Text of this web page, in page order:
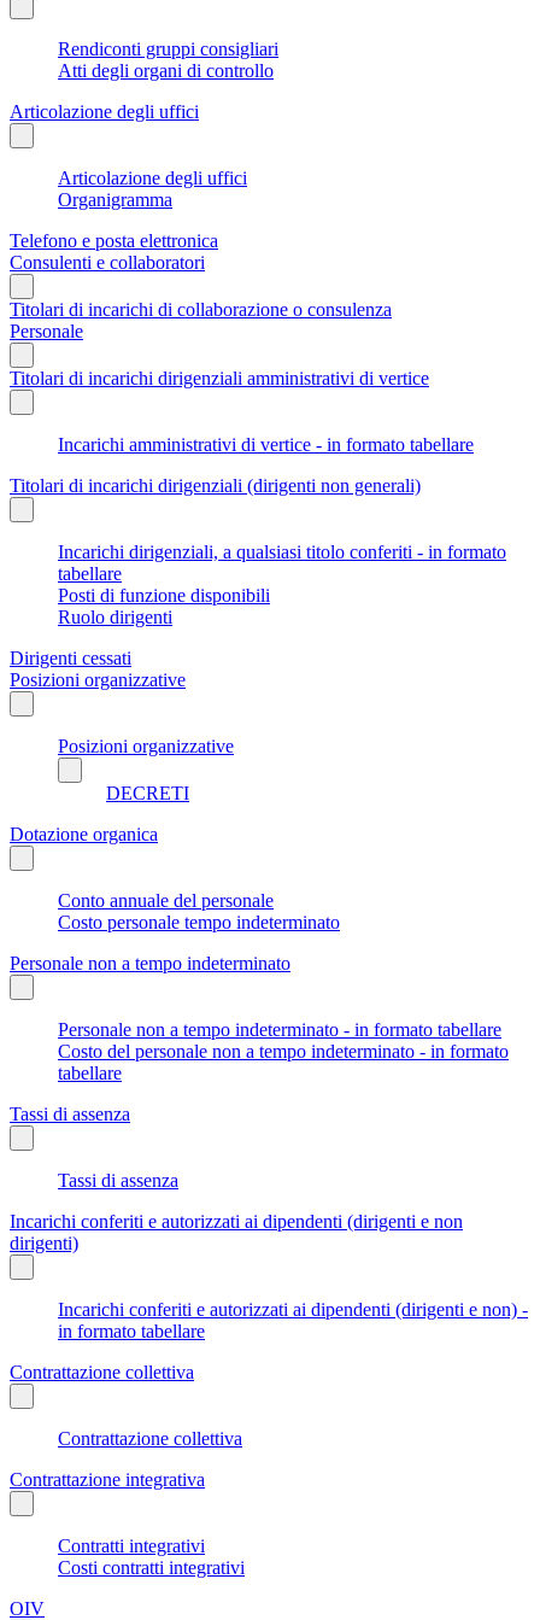
Rendiconti gruppi consigliari
Atti degli organi di controllo
Articolazione degli uffici
Articolazione degli uffici
Organigramma
Telefono e posta elettronica
Consulenti e collaboratori
Titolari di incarichi di collaborazione o consulenza
Personale
Titolari di incarichi dirigenziali amministrativi di vertice
Incarichi amministrativi di vertice - in formato tabellare
Titolari di incarichi dirigenziali (dirigenti non generali)
Incarichi dirigenziali, a qualsiasi titolo conferiti - in formato
tabellare
Posti di funzione disponibili
Ruolo dirigenti
Dirigenti cessati
Posizioni organizzative
Posizioni organizzative
DECRETI
Dotazione organica
Conto annuale del personale
Costo personale tempo indeterminato
Personale non a tempo indeterminato
Personale non a tempo indeterminato - in formato tabellare
Costo del personale non a tempo indeterminato - in formato
tabellare
Tassi di assenza
Tassi di assenza
Incarichi conferiti e autorizzati ai dipendenti (dirigenti e non
dirigenti)
Incarichi conferiti e autorizzati ai dipendenti (dirigenti e non) -
in formato tabellare
Contrattazione collettiva
Contrattazione collettiva
Contrattazione integrativa
Contratti integrativi
Costi contratti integrativi
OIV